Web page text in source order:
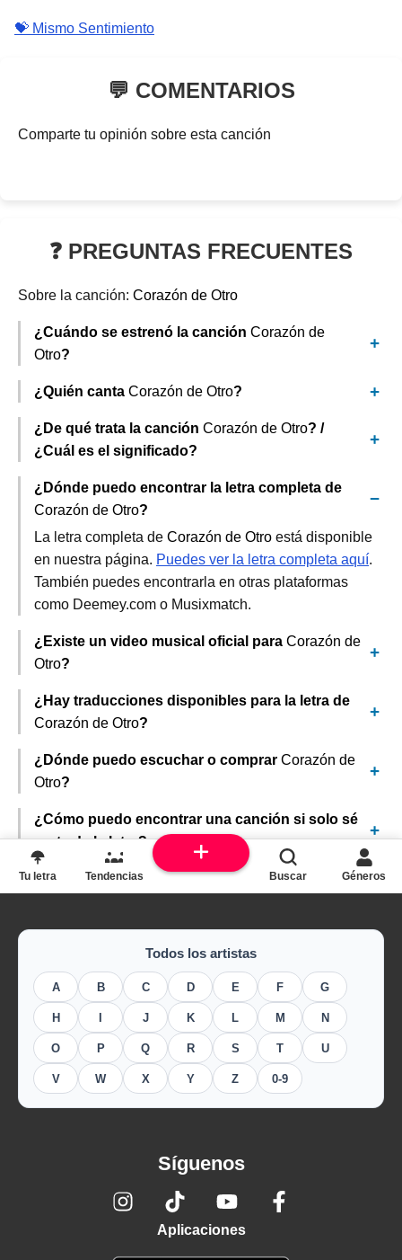
💝 Mismo Sentimiento
💬 COMENTARIOS
Comparte tu opinión sobre esta canción
❓ PREGUNTAS FRECUENTES
Sobre la canción: Corazón de Otro
¿Cuándo se estrenó la canción Corazón de
Otro?
¿Quién canta Corazón de Otro?
¿De qué trata la canción Corazón de Otro? /
¿Cuál es el significado?
¿Dónde puedo encontrar la letra completa de
Corazón de Otro?
La letra completa de Corazón de Otro está disponible
en nuestra página. Puedes ver la letra completa aquí.
También puedes encontrarla en otras plataformas
como Deemey.com o Musixmatch.
¿Existe un video musical oficial para Corazón de
Otro?
¿Hay traducciones disponibles para la letra de
Corazón de Otro?
¿Dónde puedo escuchar o comprar Corazón de
Otro?
¿Cómo puedo encontrar una canción si solo sé
parte de la letra?
Todos los artistas
A B C D E F G
H J K L M N
O P Q R S T U
V W X Y Z 0-9
Síguenos
Aplicaciones
Tu letra Tendencias Buscar Géneros